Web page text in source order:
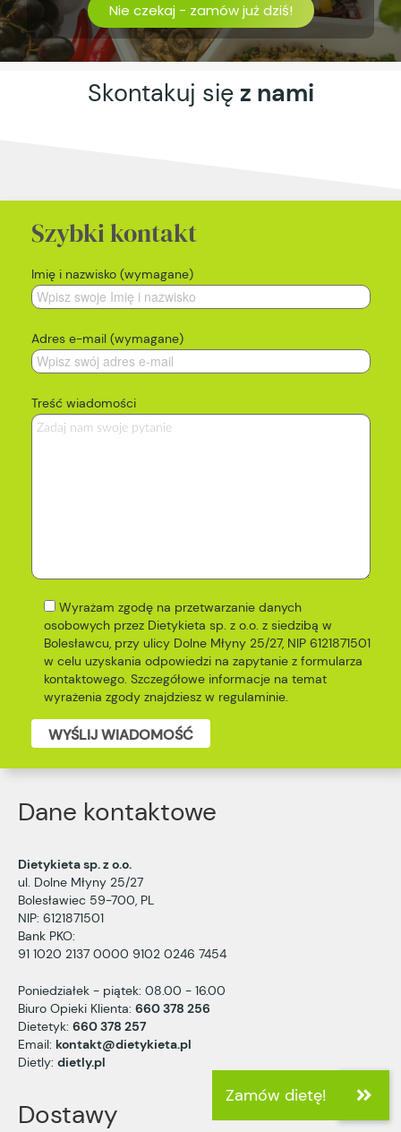
Nie czekaj - zamów już dziś!
Skontakuj się z nami
Dane kontaktowe
Dietykieta sp. z o.o.
ul. Dolne Młyny 25/27
Bolesławiec 59-700, PL
NIP: 6121871501
Bank PKO:
91 1020 2137 0000 9102 0246 7454
Poniedziałek - piątek: 08.00 - 16.00
Biuro Opieki Klienta: 660 378 256
Dietetyk: 660 378 257
Email: kontakt@dietykieta.pl
Dietly: dietly.pl
Dostawy
Szybki kontakt
Imię i nazwisko (wymagane)
Adres e-mail (wymagane)
Treść wiadomości
Wyrażam zgodę na przetwarzanie danych
osobowych przez Dietykieta sp. z o.o. z siedzibą w
Bolesławcu, przy ulicy Dolne Młyny 25/27, NIP 6121871501
w celu uzyskania odpowiedzi na zapytanie z formularza
kontaktowego. Szczegółowe informacje na temat
wyrażenia zgody znajdziesz w regulaminie.
WYŚLIJ WIADOMOŚĆ